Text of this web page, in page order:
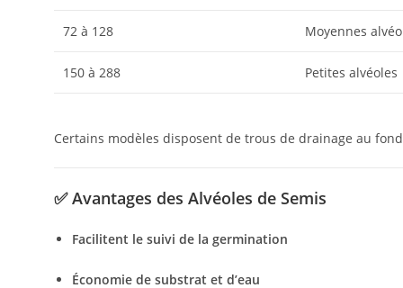
72 à 128 Moyennes
150 à 288 Petites alvéoles
Certains modèles disposent de trous de drainage au
✅Avantages des Alvéoles de Semis
Facilitent le suivi de la germination
Économie de substrat et d’eau